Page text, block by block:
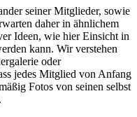
seiner Mitglieder, sowie
daher in ähnlichem
Ideen, wie hier Einsicht in
kann. Wir verstehen
oder
jedes Mitglied von Anfang
Fotos von seinen selbst